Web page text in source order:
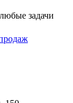
задачи